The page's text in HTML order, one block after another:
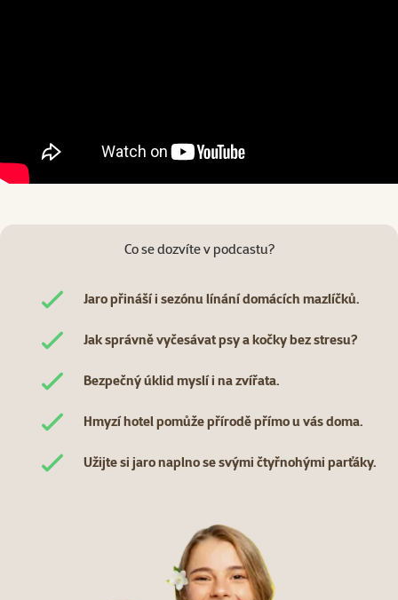
Co se dozvíte v podcastu?
Jaro přináší i sezónu línání domácích mazlíčků.
Jak správně vyčesávat psy a kočky bez stresu?
Bezpečný úklid myslí i na zvířata.
Hmyzí hotel pomůže přírodě přímo u vás doma.
Užijte si jaro naplno se svými čtyřnohými parťáky.